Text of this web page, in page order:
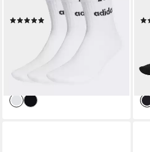
(305)
UVP
10,00 €
(3,00 €/ 1 Paar)